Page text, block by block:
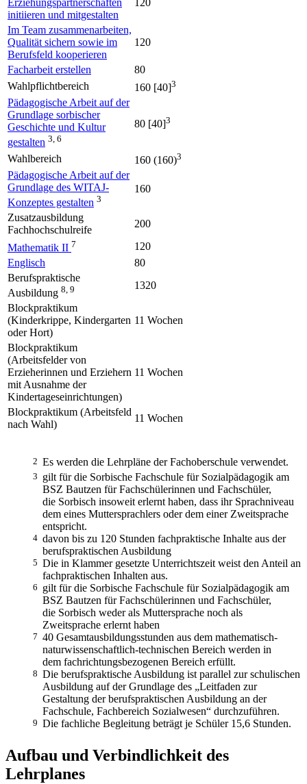
initiieren und mitgestalten
Im Team zusammenarbeiten,
Qualität sichern sowie im
Berufsfeld kooperieren
120
Facharbeit erstellen
80
Wahlpflichtbereich
160 [40]3
Pädagogische Arbeit auf der
Grundlage sorbischer
Geschichte und Kultur
gestalten 3, 6
80 [40]3
Wahlbereich 160 (160)3
Pädagogische Arbeit auf der
Grundlage des WITAJ-
Konzeptes gestalten 3
160
Zusatzausbildung
Fachhochschulreife
200
Mathematik II 7
120
Englisch
80
Berufspraktische
Ausbildung 8, 9
1320
Blockpraktikum
(Kinderkrippe, Kindergarten
oder Hort)
11 Wochen
Blockpraktikum
(Arbeitsfelder von
Erzieherinnen und Erziehern
mit Ausnahme der
Kindertageseinrichtungen)
11 Wochen
Blockpraktikum (Arbeitsfeld
nach Wahl)
11 Wochen
2 Es werden die Lehrpläne der Fachoberschule verwendet.
3 gilt für die Sorbische Fachschule für Sozialpädagogik am
BSZ Bautzen für Fachschülerinnen und Fachschüler,
die Sorbisch insoweit erlernt haben, dass ihr Sprachniveau
dem eines Muttersprachlers oder dem einer Zweitsprache
entspricht.
4 davon bis zu 120 Stunden fachpraktische Inhalte aus der
berufspraktischen Ausbildung
5 Die in Klammer gesetzte Unterrichtszeit weist den Anteil an
fachpraktischen Inhalten aus.
6 gilt für die Sorbische Fachschule für Sozialpädagogik am
BSZ Bautzen für Fachschülerinnen und Fachschüler,
die Sorbisch weder als Muttersprache noch als
Zweitsprache erlernt haben
7 40 Gesamtausbildungsstunden aus dem mathematisch-
naturwissenschaftlich-technischen Bereich werden in
dem fachrichtungsbezogenen Bereich erfüllt.
8 Die berufspraktische Ausbildung ist parallel zur schulischen
Ausbildung auf der Grundlage des „Leitfaden zur
Gestaltung der berufspraktischen Ausbildung an der
Fachschule, Fachbereich Sozialwesen“ durchzuführen.
9 Die fachliche Begleitung beträgt je Schüler 15,6 Stunden.
Aufbau und Verbindlichkeit des
Lehrplanes